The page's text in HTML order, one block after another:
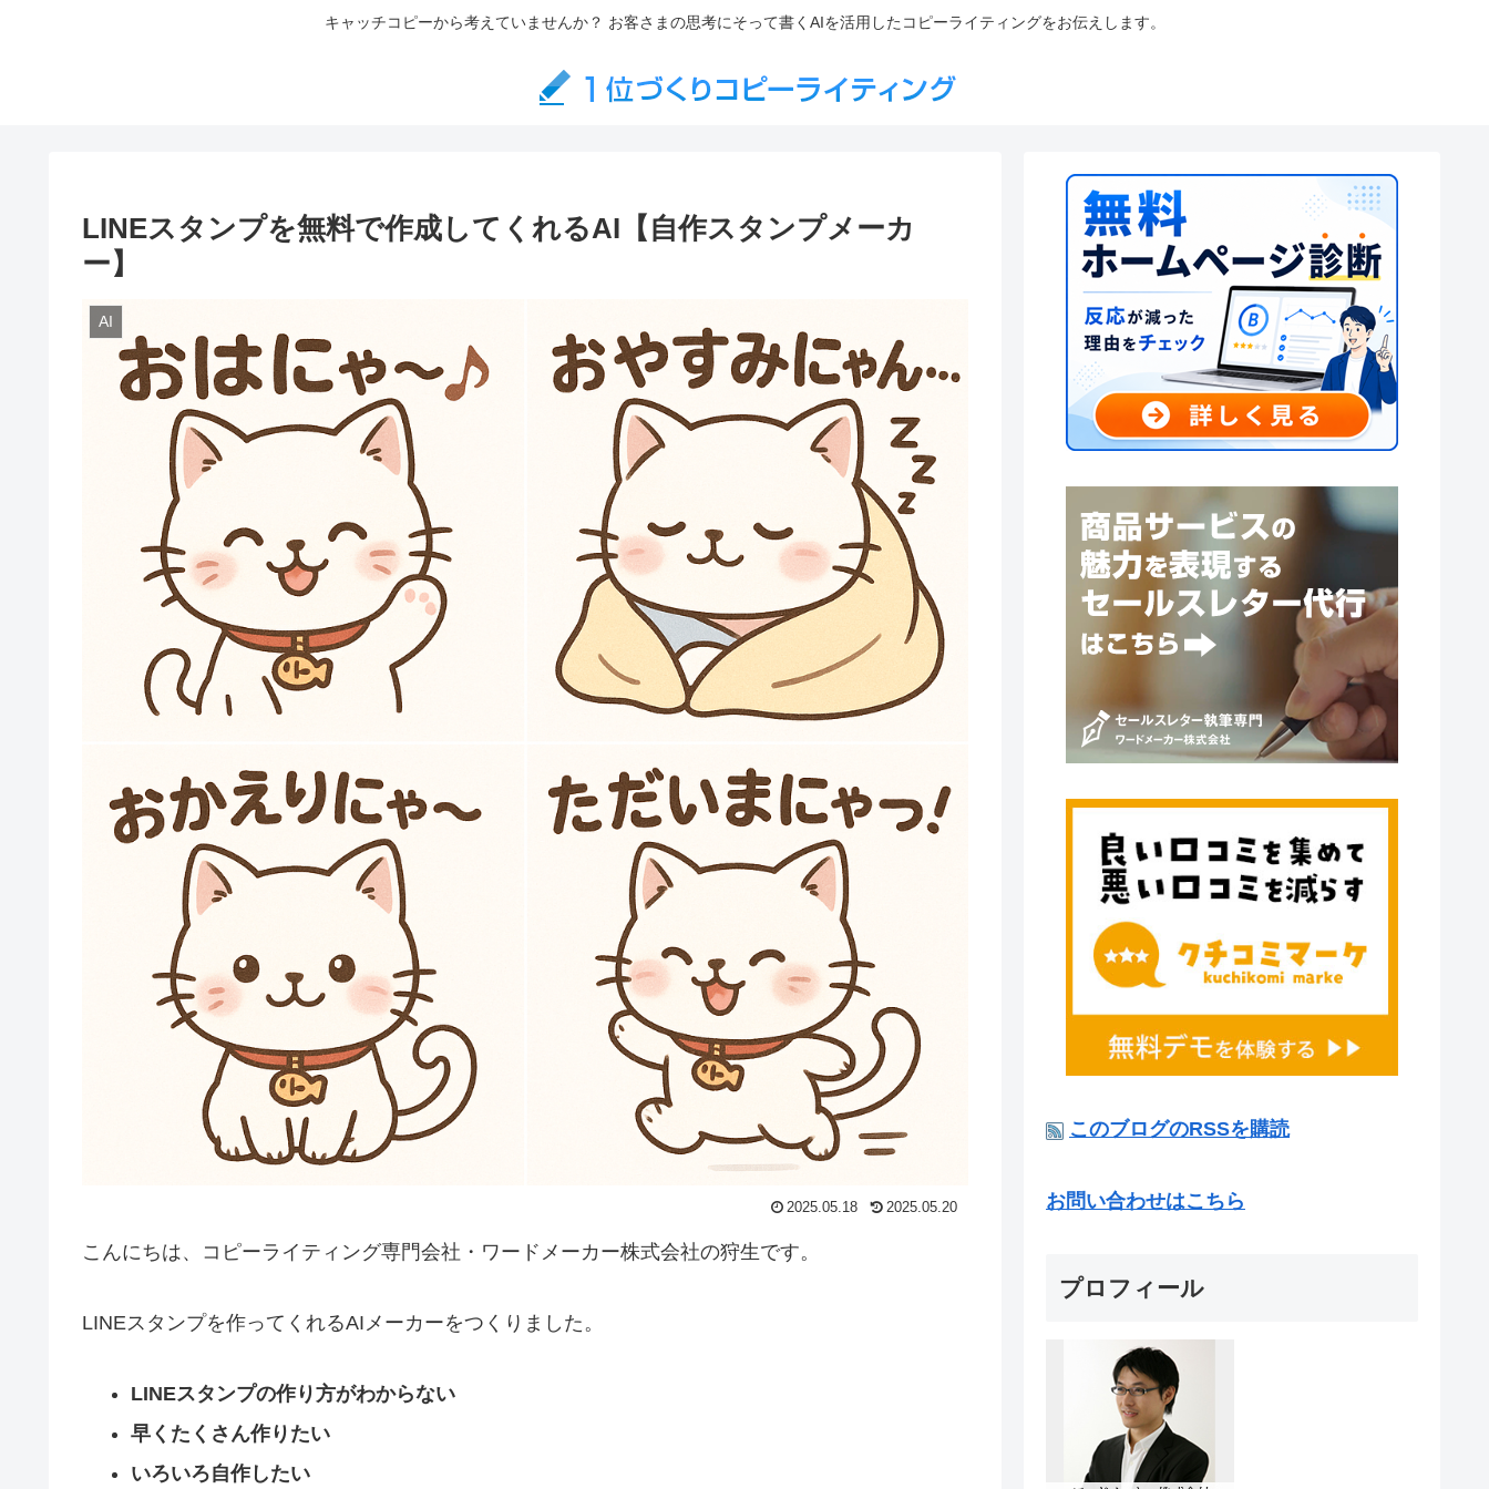
キャッチコピーから考えていませんか？ お客さまの思考にそって書くAIを活用したコピーライティングをお伝えします。
LINEスタンプを無料で作成してくれるAI【自作スタンプメーカ
ー】
AI
2025.05.18 2025.05.20
こんにちは、コピーライティング専門会社・ワードメーカー株式会社の狩生です。
LINEスタンプを作ってくれるAIメーカーをつくりました。
LINEスタンプの作り方がわからない
早くたくさん作りたい
いろいろ自作したい
このブログのRSSを購読
お問い合わせはこちら
プロフィール